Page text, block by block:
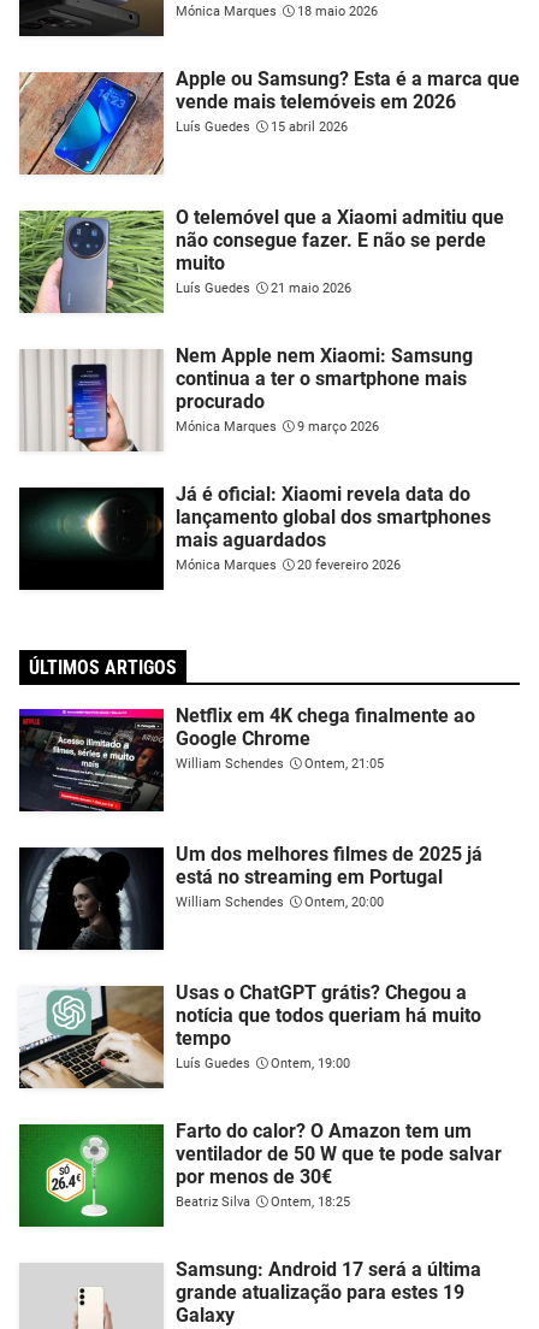
Mónica Marques 18 maio 2026
Apple ou Samsung? Esta é a marca que
vende mais telemóveis em 2026
Luís Guedes 15 abril 2026
O telemóvel que a Xiaomi admitiu que
não consegue fazer. E não se perde
muito
Luís Guedes 21 maio 2026
Nem Apple nem Xiaomi: Samsung
continua a ter o smartphone mais
procurado
Mónica Marques 9 março 2026
Já é oficial: Xiaomi revela data do
lançamento global dos smartphones
mais aguardados
Mónica Marques 20 fevereiro 2026
ÚLTIMOS ARTIGOS
Netflix em 4K chega finalmente ao
Google Chrome
William Schendes Ontem, 21:05
Um dos melhores filmes de 2025 já
está no streaming em Portugal
William Schendes Ontem, 20:00
Usas o ChatGPT grátis? Chegou a
notícia que todos queriam há muito
tempo
Luís Guedes Ontem, 19:00
Farto do calor? O Amazon tem um
ventilador de 50 W que te pode salvar
por menos de 30€
Beatriz Silva Ontem, 18:25
Samsung: Android 17 será a última
grande atualização para estes 19
Galaxy